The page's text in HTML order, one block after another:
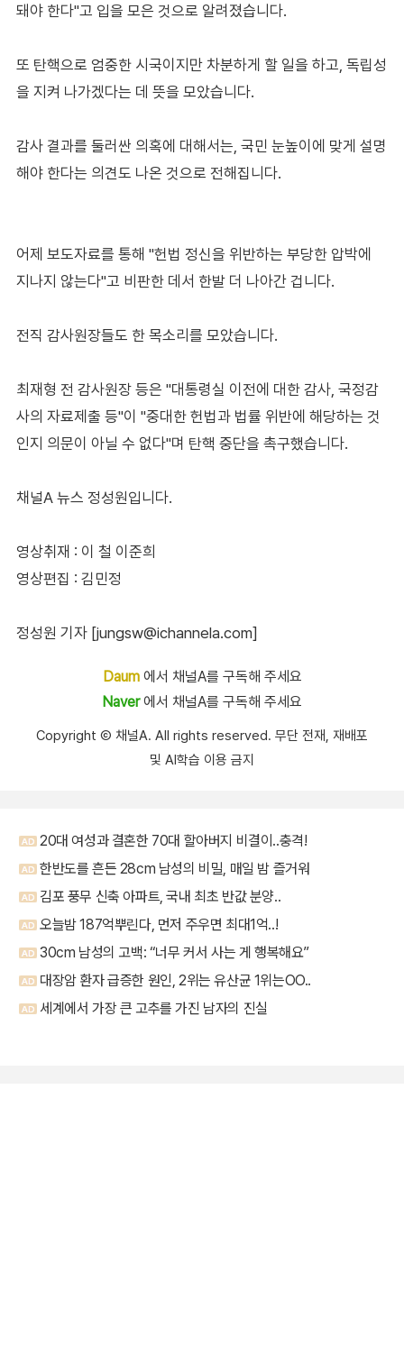
돼야 한다"고 입을 모은 것으로 알려졌습니다.
또 탄핵으로 엄중한 시국이지만 차분하게 할 일을 하고, 독립성
을 지켜 나가겠다는 데 뜻을 모았습니다.
감사 결과를 둘러싼 의혹에 대해서는, 국민 눈높이에 맞게 설명
해야 한다는 의견도 나온 것으로 전해집니다.
어제 보도자료를 통해 "헌법 정신을 위반하는 부당한 압박에
지나지 않는다"고 비판한 데서 한발 더 나아간 겁니다.
전직 감사원장들도 한 목소리를 모았습니다.
최재형 전 감사원장 등은 "대통령실 이전에 대한 감사, 국정감
사의 자료제출 등"이 "중대한 헌법과 법률 위반에 해당하는 것
인지 의문이 아닐 수 없다"며 탄핵 중단을 촉구했습니다.
채널A 뉴스 정성원입니다.
영상취재 : 이 철 이준희
영상편집 : 김민정
정성원 기자 [jungsw@ichannela.com]
Daum에서 채널A를 구독해 주세요
Naver에서 채널A를 구독해 주세요
Copyright Ⓒ 채널A. All rights reserved. 무단 전재, 재배포
및 AI학습 이용 금지